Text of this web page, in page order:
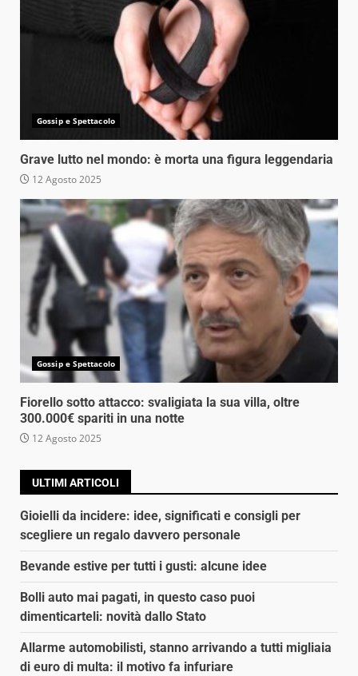
Gossip e Spettacolo
Grave lutto nel mondo: è morta una figura leggendaria
12 Agosto 2025
Gossip e Spettacolo
Fiorello sotto attacco: svaligiata la sua villa, oltre
300.000€ spariti in una notte
12 Agosto 2025
ULTIMI ARTICOLI
Gioielli da incidere: idee, significati e consigli per
scegliere un regalo davvero personale
Bevande estive per tutti i gusti: alcune idee
Bolli auto mai pagati, in questo caso puoi
dimenticarteli: novità dallo Stato
Allarme automobilisti, stanno arrivando a tutti migliaia
di euro di multa: il motivo fa infuriare